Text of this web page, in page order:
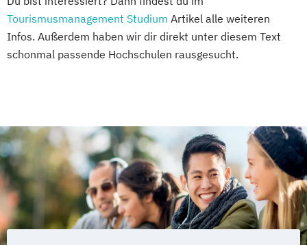
Tourismusmanagement Studium Artikel alle weiteren
Infos. Außerdem haben wir dir direkt unter diesem Text
schonmal passende Hochschulen rausgesucht.